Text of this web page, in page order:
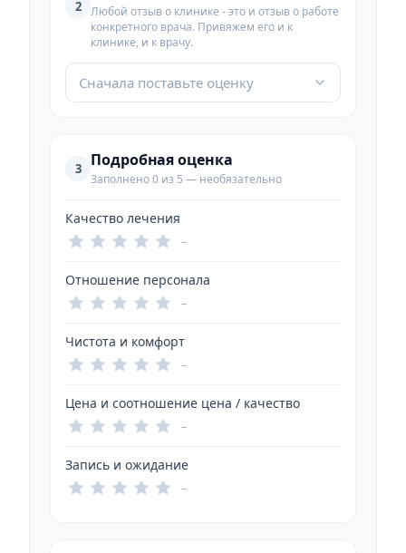
2
Любой отзыв о клинике - это и отзыв о работе
конкретного врача. Привяжем его и к
клинике, и к врачу.
Сначала поставьте оценку
3 Подробная оценка
Заполнено 0 из 5 — необязательно
Качество лечения
–
Отношение персонала
–
Чистота и комфорт
–
Цена и соотношение цена / качество
–
Запись и ожидание
–